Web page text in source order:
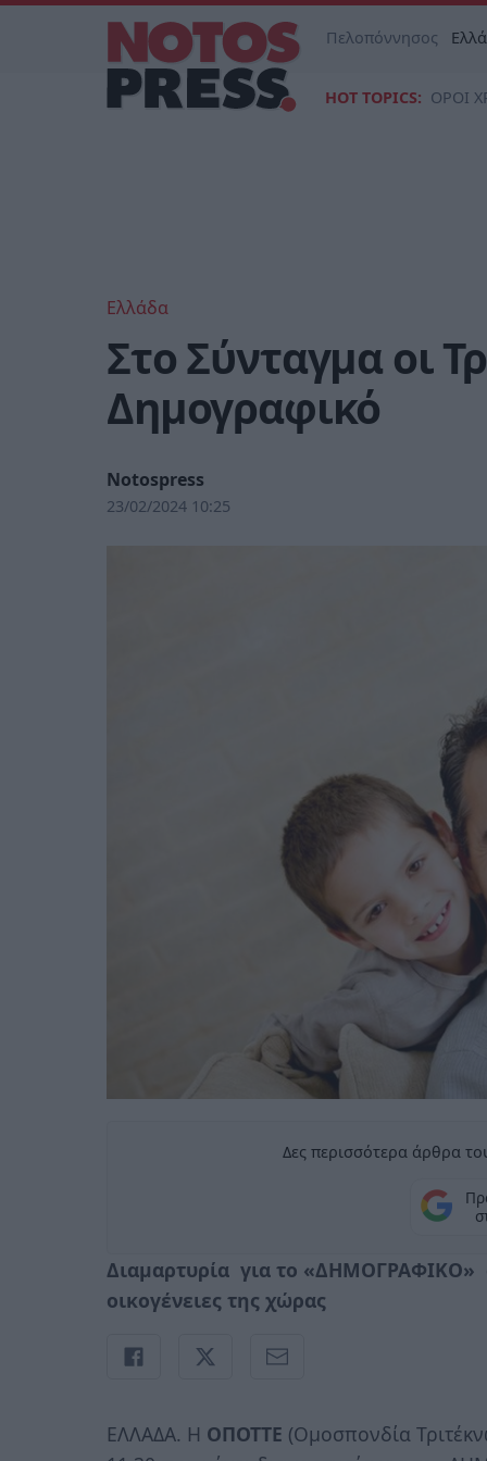
Πελοπόννησος
HOT TOPICS: ΟΡΟΙ
Ελλάδα
Στο Σύνταγμα οι
Δημογραφικό
Notospress
23/02/2024 10:25
Δες περισσότερα άρθρα
Διαμαρτυρία για το «ΔΗΜΟΓΡΑΦΙΚΟ»
οικογένειες της χώρας
ΕΛΛΑΔΑ. Η ΟΠΟΤΤΕ (Ομοσπονδία